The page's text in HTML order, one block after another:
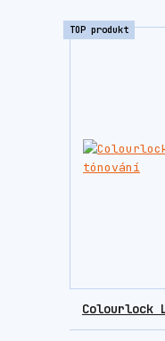
TOP produkt
Colourlock